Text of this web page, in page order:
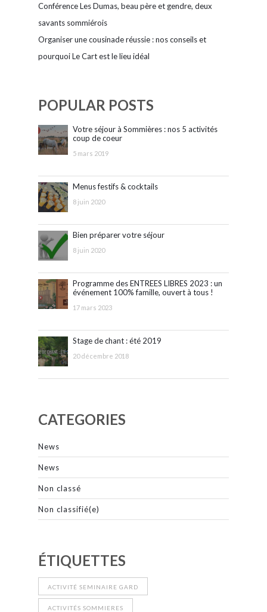
Conférence Les Dumas, beau père et gendre, deux
savants sommiérois
Organiser une cousinade réussie : nos conseils et
pourquoi Le Cart est le lieu idéal
POPULAR POSTS
Votre séjour à Sommières : nos 5 activités
coup de coeur
5 mars 2019
Menus festifs & cocktails
8 juin 2020
Bien préparer votre séjour
8 juin 2020
Programme des ENTREES LIBRES 2023 : un
événement 100% famille, ouvert à tous !
17 mars 2023
Stage de chant : été 2019
20 décembre 2018
CATEGORIES
News
News
Non classé
Non classifié(e)
ÉTIQUETTES
ACTIVITÉ SEMINAIRE GARD
ACTIVITÉS SOMMIERES